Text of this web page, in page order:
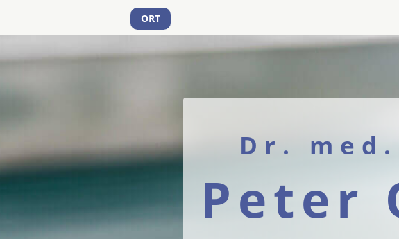
ORT
Dr.
Peter